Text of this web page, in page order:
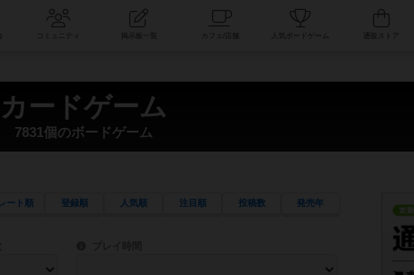
コミュニティ 人気ボードゲ
カードゲーム
7831個のボードゲーム
レート順 登録順 人気順 注目順 投稿数 発売年
目安となる所要時間を指定することができます。マニュアルを読む時